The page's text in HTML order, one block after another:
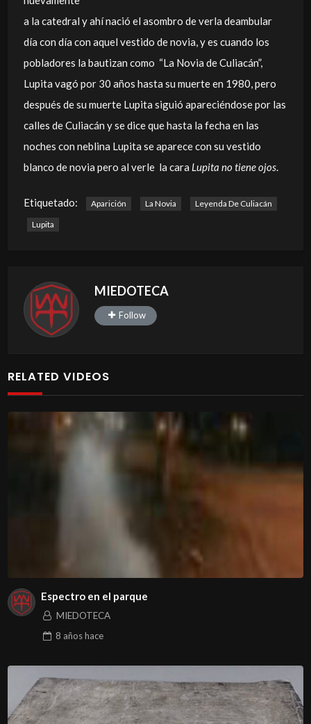
a la catedral y ahí nació el asombro de verla deambular
día con día con aquel vestido de novia, y es cuando los
pobladores la bautizan como “La Novia de Culiacán”,
Lupita vagó por 30 años hasta su muerte en 1980, pero
después de su muerte Lupita siguió apareciéndose por las
calles de Culiacán y se dice que hasta la fecha en las
noches con neblina Lupita se aparece con su vestido
blanco de novia pero al verle la cara Lupita no tiene ojos.
Etiquetado: Aparición La Novia
Leyenda De Culiacán
Lupita
MIEDOTECA
Follow
RELATED VIDEOS
Espectro en el parque
MIEDOTECA
8 añoshace